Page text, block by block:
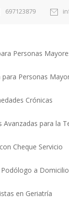
697123879
Personas
Personas
Crónicas
para la
Cheque Servicio
Podólogo a
en Geriatría